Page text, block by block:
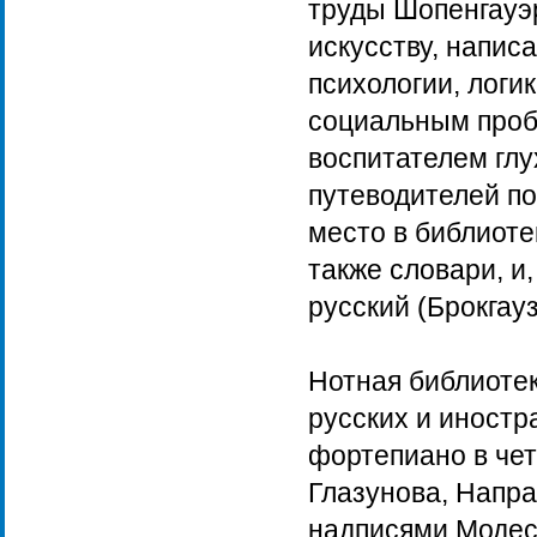
труды
искусству,
психологии,
социальным
воспитателем
путеводителей
место в
также словари,
русский
Нотная
русских и
фортепиано в
Глазунова,
надписями